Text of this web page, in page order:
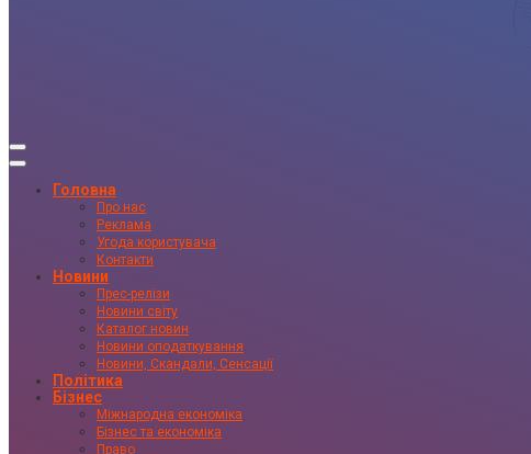
Головна
Про нас
Реклама
Угода користувача
Контакти
Новини
Прес-релізи
Новини світу
Каталог новин
Новини оподаткування
Новини, Скандали, Сенсації
Політика
Бізнес
Міжнародна економіка
Бізнес та економіка
Право